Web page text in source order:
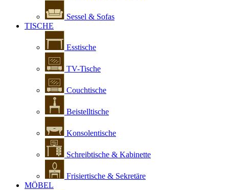
Sessel & Sofas
TISCHE
Esstische
TV-Tische
Couchtische
Beistelltische
Konsolentische
Schreibtische & Kabinette
Frisiertische & Sekretäre
MÖBEL